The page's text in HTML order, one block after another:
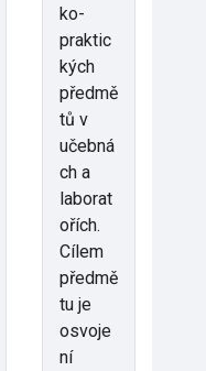
ko-
praktic
kých
předmě
tů v
učebná
ch a
laborat
ořích.
Cílem
předmě
tu je
osvoje
ní